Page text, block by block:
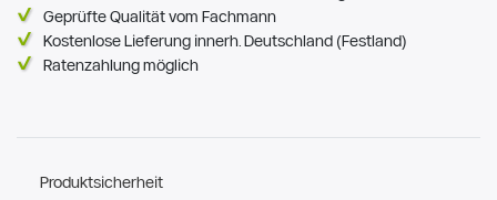
Geprüfte Qualität vom Fachmann
Kostenlose Lieferung innerh. Deutschland (Festland)
Ratenzahlung möglich
Produktsicherheit